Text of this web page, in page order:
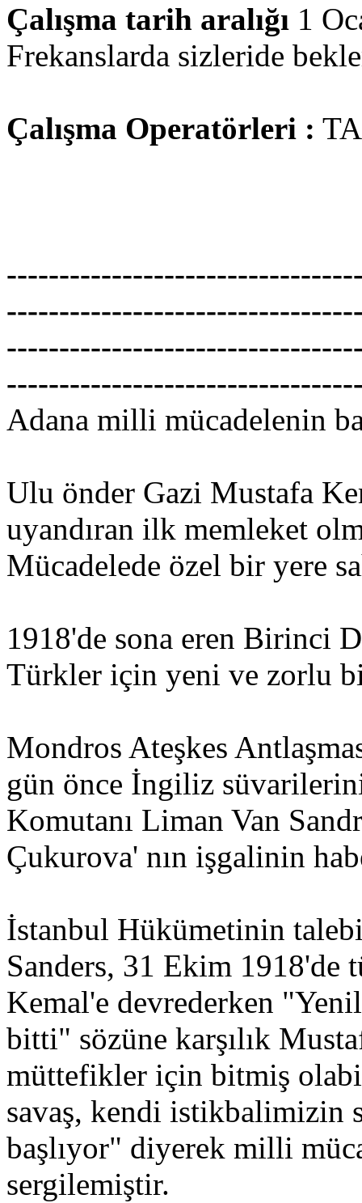
Çalışma tarih aralığı 1
Frekanslarda sizleride
Çalışma Operatörleri :
Adana milli mücadelenin
Ulu önder Gazi Mustafa
uyandıran ilk memleket
Mücadelede özel bir yere
1918'de sona eren Birinci
Türkler için yeni ve zorlu
Mondros Ateşkes
gün önce İngiliz
Komutanı Liman Van
Çukurova' nın işgalinin
İstanbul Hükümetinin
Sanders, 31 Ekim 1918'de
Kemal'e devrederken
bitti" sözüne karşılık
müttefikler için bitmiş
savaş, kendi istikbalimizin
başlıyor" diyerek milli
sergilemiştir.